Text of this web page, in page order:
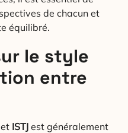
de chacun et
équilibré.
le style
entre
et ISTJ est généralement